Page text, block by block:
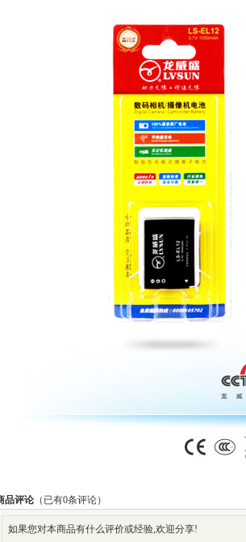
品评论 （已有0条评论）
如果您对本商品有什么评价或经验,欢迎分享!